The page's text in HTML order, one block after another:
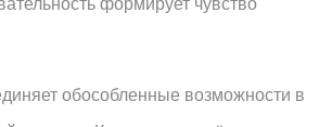
обособленные возможности в